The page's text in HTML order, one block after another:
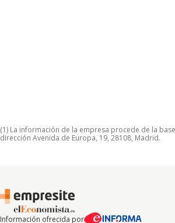
(1) La información de la empresa procede de la
dirección Avenida de Europa, 19, 28108, Madrid.
Información ofrecida por